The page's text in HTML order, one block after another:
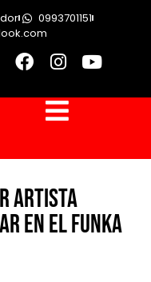
0993701151
artista
en el Funka